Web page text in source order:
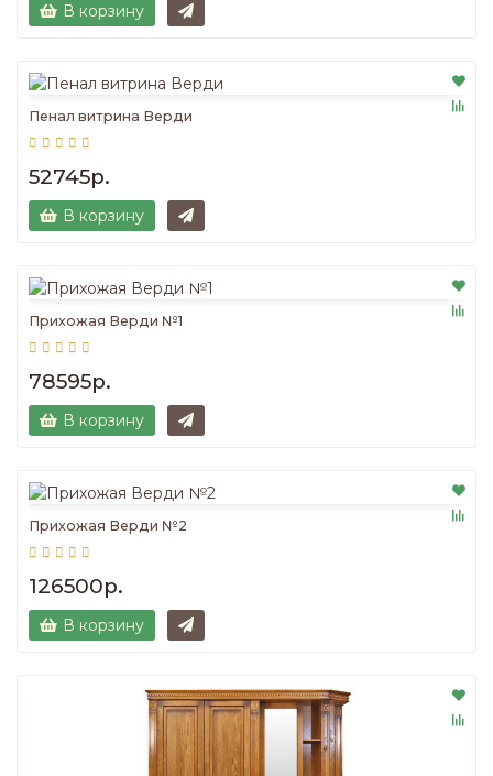
В корзину
Пенал витрина Верди
52745р.
В корзину
Прихожая Верди №1
78595р.
В корзину
Прихожая Верди №2
126500р.
В корзину